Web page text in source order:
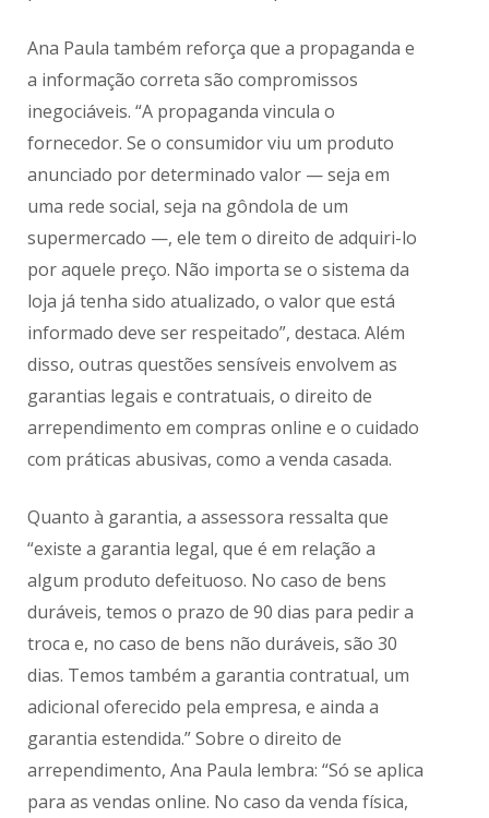
Ana Paula também reforça que a propaganda e
a informação correta são compromissos
inegociáveis. “A propaganda vincula o
fornecedor. Se o consumidor viu um produto
anunciado por determinado valor — seja em
uma rede social, seja na gôndola de um
supermercado —, ele tem o direito de adquiri-lo
por aquele preço. Não importa se o sistema da
loja já tenha sido atualizado, o valor que está
informado deve ser respeitado”, destaca. Além
disso, outras questões sensíveis envolvem as
garantias legais e contratuais, o direito de
arrependimento em compras online e o cuidado
com práticas abusivas, como a venda casada.
Quanto à garantia, a assessora ressalta que
“existe a garantia legal, que é em relação a
algum produto defeituoso. No caso de bens
duráveis, temos o prazo de 90 dias para pedir a
troca e, no caso de bens não duráveis, são 30
dias. Temos também a garantia contratual, um
adicional oferecido pela empresa, e ainda a
garantia estendida.” Sobre o direito de
arrependimento, Ana Paula lembra: “Só se aplica
para as vendas online. No caso da venda física,